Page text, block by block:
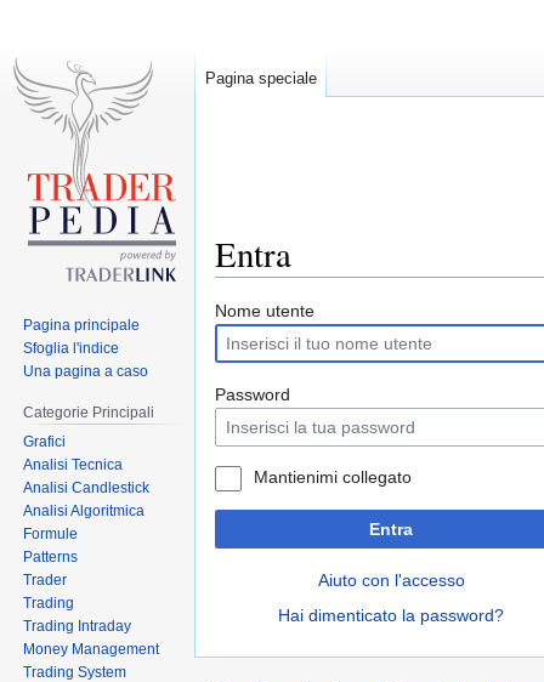
Entra
Jump
to
navigation
Jump
to
search
Nome utente
Password
Mantienimi collegato
Entra
Aiuto con l'accesso
Hai dimenticato la password?
Pagina speciale
Pagina principale
Sfoglia l'indice
Una pagina a caso
Categorie Principali
Grafici
Analisi Tecnica
Analisi Candlestick
Analisi Algoritmica
Formule
Patterns
Trader
Trading
Trading Intraday
Money Management
Trading System